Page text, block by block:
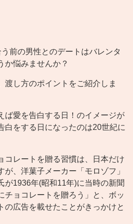
前の男性とのデートはバレンタ
か悩みませんか？
渡し方のポイントをご紹介しま
ば愛を告白する日！のイメージが
白をする日になったのは20世紀に
コレートを贈る習慣は、日本だけ
が、洋菓子メーカー「モロゾフ」
が1936年(昭和11年)に当時の新聞
チョコレートを贈ろう」と、ボッ
の広告を載せたことがきっかけと